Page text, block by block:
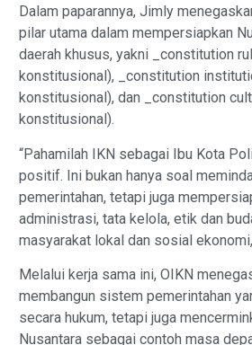
Dalam paparannya, Jimly
pilar utama dalam mempersiapkan
daerah khusus, yakni _constitution
konstitusional), _constitution
konstitusional), dan _constitution
konstitusional).
“Pahamilah IKN sebagai Ibu Kota
positif. Ini bukan hanya soal
pemerintahan, tetapi juga
administrasi, tata kelola, etik dan
masyarakat lokal dan sosial
Melalui kerja sama ini, OIKN
membangun sistem pemerintahan
secara hukum, tetapi juga
Nusantara sebagai contoh masa